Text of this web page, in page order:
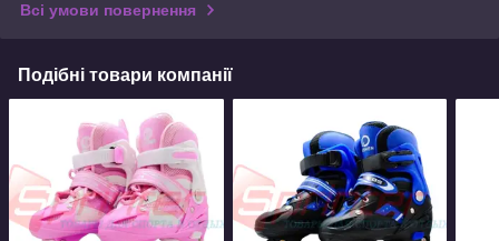
Всі умови повернення
Подібні товари компанії